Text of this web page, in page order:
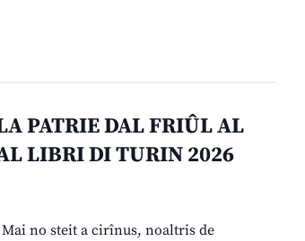
PATRIE DAL FRIÛL AL
LIBRI DI TURIN 2026
Mai no steit a cirînus, noaltris de